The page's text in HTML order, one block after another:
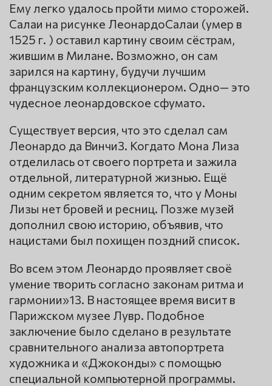
Ему легко удалось пройти мимо сторожей.
Салаи на рисунке ЛеонардоСалаи (умер в
1525 г. ) оставил картину своим сёстрам,
жившим в Милане. Возможно, он сам
зарился на картину, будучи лучшим
французским коллекционером. Одно— это
чудесное леонардовское сфумато.
Существует версия, что это сделал сам
Леонардо да Винчи3. Когдато Мона Лиза
отделилась от своего портрета и зажила
отдельной, литературной жизнью. Ещё
одним секретом является то, что у Моны
Лизы нет бровей и ресниц. Позже музей
дополнил свою историю, объявив, что
нацистами был похищен поздний список.
Во всем этом Леонардо проявляет своё
умение творить согласно законам ритма и
гармонии»13. В настоящее время висит в
Парижском музее Лувр. Подобное
заключение было сделано в результате
сравнительного анализа автопортрета
художника и «Джоконды» с помощью
специальной компьютерной программы.